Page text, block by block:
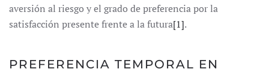
aversión al riesgo y el grado de preferencia por la
satisfacción presente frente a la futura[1].
PREFERENCIA TEMPORAL EN